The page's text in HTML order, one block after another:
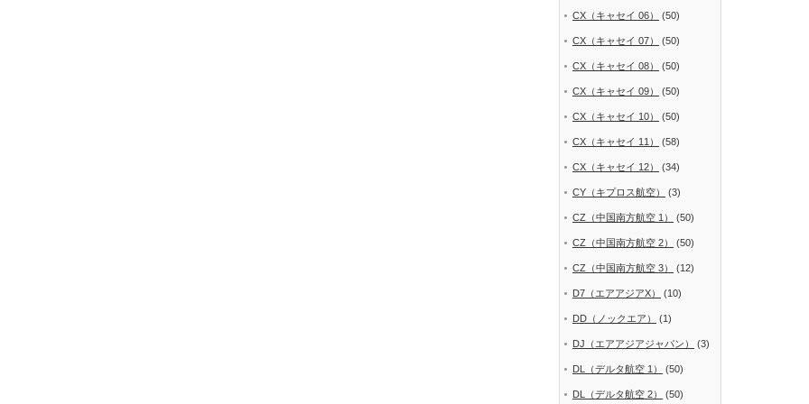
CX（キャセイ 06） (50)
CX（キャセイ 07） (50)
CX（キャセイ 08） (50)
CX（キャセイ 09） (50)
CX（キャセイ 10） (50)
CX（キャセイ 11） (58)
CX（キャセイ 12） (34)
CY（キプロス航空） (3)
CZ（中国南方航空 1） (50)
CZ（中国南方航空 2） (50)
CZ（中国南方航空 3） (12)
D7（エアアジアX） (10)
DD（ノックエア） (1)
DJ（エアアジアジャパン） (3)
DL（デルタ航空 1） (50)
DL（デルタ航空 2） (50)